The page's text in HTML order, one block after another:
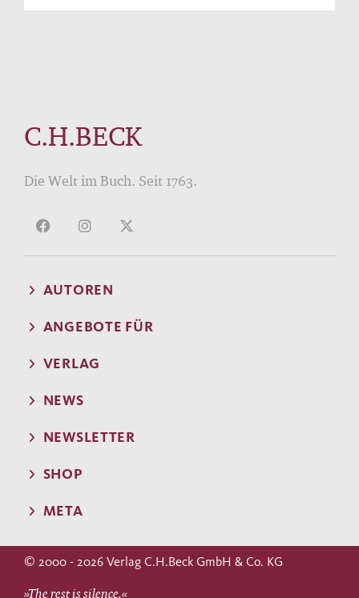
C.H.BECK
Die Welt im Buch. Seit 1763.
AUTOREN
ANGEBOTE FÜR
VERLAG
NEWS
NEWSLETTER
SHOP
META
© 2000 - 2026 Verlag C.H.Beck GmbH & Co. KG
»The rest is silence.«